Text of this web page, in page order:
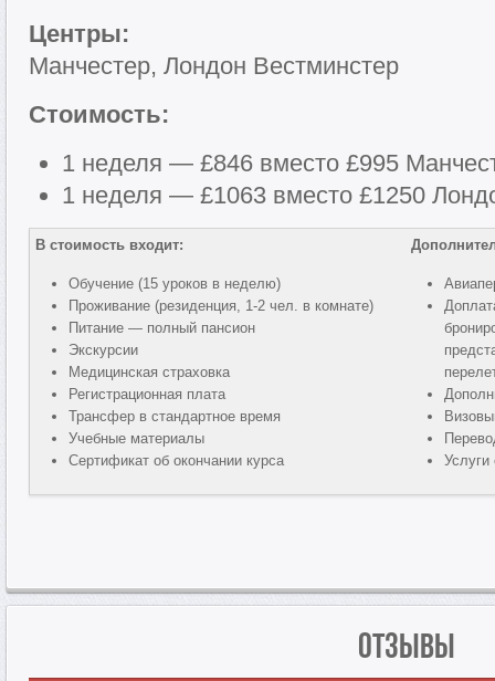
Центры:
Манчестер, Лондон Вестминстер
Стоимость:
1 неделя — £846 вместо £995
1 неделя — £1063 вместо £1250
В стоимость входит:
Обучение (15 уроков в неделю)
Проживание (резиденция, 1-2 чел. в комнате)
Питание — полный пансион
Экскурсии
Медицинская страховка
Регистрационная плата
Трансфер в стандартное время
Учебные материалы
Сертификат об окончании курса
Услуги
Отзывы